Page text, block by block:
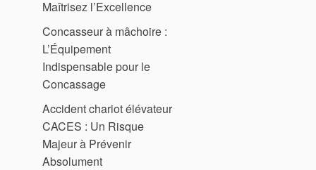
Maîtrisez l’Excellence
Concasseur à mâchoire :
L’Équipement
Indispensable pour le
Concassage
Accident chariot élévateur
CACES : Un Risque
Majeur à Prévenir
Absolument